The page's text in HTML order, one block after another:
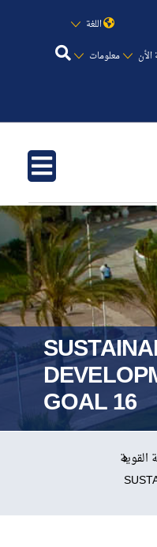
اللغة
الأن معلومات
عن الأكاديمية
النقل البحري
القبول والتسجيل
الدراسات الأكاديمية
طلبة الأكاديمية
البحث العلمي
والخدمة المجتمعية
الحياة بالأكاديمية
GOAL 16
القوية